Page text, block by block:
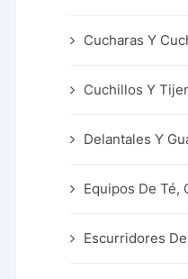
Cucharas Y
Cuchillos Y
Delantales Y
Equipos De Té,
Escurridores